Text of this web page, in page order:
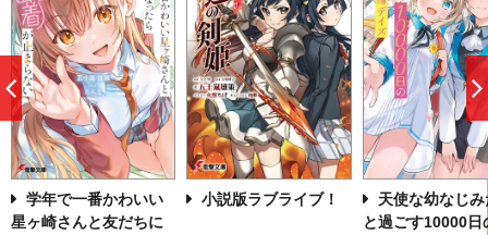
学年で一番かわいい
星ヶ崎さんと友だちに
小説版ラブライブ！
天使な幼なじみ
と過ごす10000日
前
へ